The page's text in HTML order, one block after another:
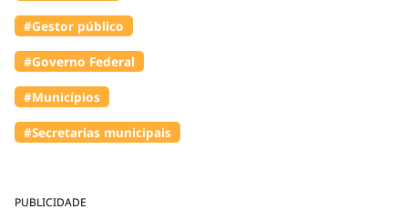
PUBLICIDADE
#Gestor público
#Governo Federal
#Municípios
#Secretarias municipais